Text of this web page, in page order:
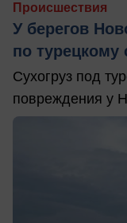
Происшествия
У берегов
по турецкому
Сухогруз под
повреждения у